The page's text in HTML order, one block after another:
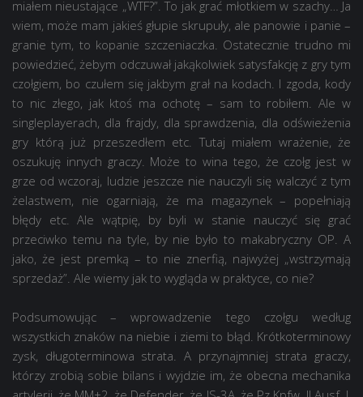
miałem nieustające „WTF?”. To jak grać młotkiem w szachy… Ja
wiem, może mam jakieś głupie skrupuły, ale panowie i panie –
granie tym, to kopanie szczeniaczka. Ostatecznie trudno mi
powiedzieć, żebym odczuwał jakąkolwiek satysfakcję z gry tym
czołgiem, bo czułem się jakbym grał na kodach. I zgoda, kody
to nic złego, jak ktoś ma ochotę – sam to robiłem. Ale w
singleplayerach, dla frajdy, dla sprawdzenia, dla odświeżenia
gry którą już przeszedłem etc. Tutaj miałem wrażenie, że
oszukuję innych graczy. Może to wina tego, że czołg jest w
grze od wczoraj, ludzie jeszcze nie nauczyli się walczyć z tym
żelastwem, nie ogarniają, że ma magazynek – popełniają
błędy etc. Ale wątpię, by byli w stanie nauczyć się grać
przeciwko temu na tyle, by nie było to makabryczny OP. A
jako, że jest premką – to nie znerfią, najwyżej „wstrzymają
sprzedaż”. Ale wiemy jak to wygląda w praktyce, co nie?
Podsumowując – wprowadzenie tego czołgu według
wszystkich znaków na niebie i ziemi to błąd. Krótkoterminowy
zysk, długoterminowa strata. A przynajmniej strata graczy,
którzy zrobią sobie bilans i wyjdzie im, że obecna mechanika